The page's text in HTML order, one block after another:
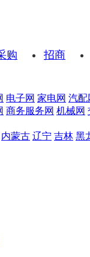
购 招商
电子网 家电网 汽配
商务服务网 机械网
内蒙古 辽宁 吉林 黑